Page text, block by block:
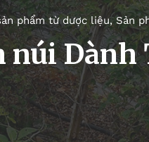
phẩm từ dược liệu, Sản
núi Dành